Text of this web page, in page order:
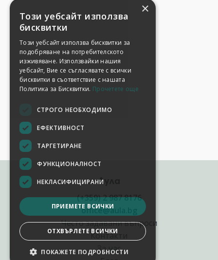
Аула
(+359) 2 987 8176
office@aula.bg
Често задавани въпроси
Контакти
За нас
×
Този уебсайт използва
бисквитки
Този уебсайт използва бисквитки за
подобряване на потребителското
изживяване. Използвайки нашия
уебсайт, Вие се съгласявате с всички
бисквитки в съответствие с нашата
Политика за Бисквитки. Прочетете още
СТРОГО НЕОБХОДИМО
ЕФЕКТИВНОСТ
ТАРГЕТИРАНЕ
ФУНКЦИОНАЛНОСТ
НЕКЛАСИФИЦИРАНИ
ПРИЕМЕТЕ ВСИЧКИ
ОТХВЪРЛЕТЕ ВСИЧКИ
ПОКАЖЕТЕ ПОДРОБНОСТИ